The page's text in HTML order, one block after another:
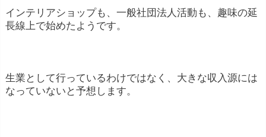
インテリアショップも、一般社団法人活動も、趣味の延
長線上で始めたようです。
生業として行っているわけではなく、大きな収入源には
なっていないと予想します。